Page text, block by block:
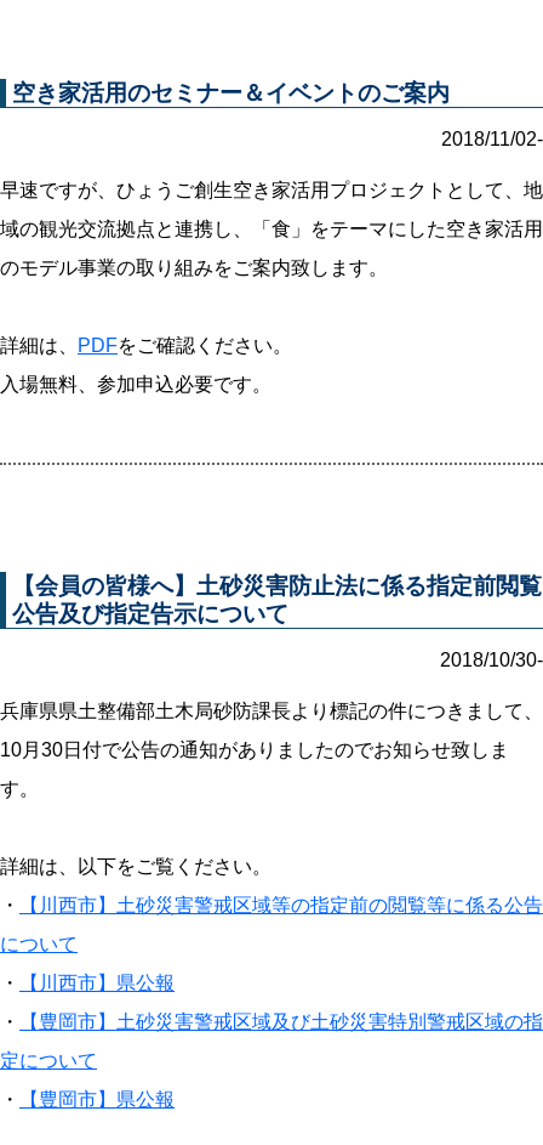
空き家活用のセミナー＆イベントのご案内
2018/11/02-
早速ですが、ひょうご創生空き家活用プロジェクトとして、地
域の観光交流拠点と連携し、「食」をテーマにした空き家活用
のモデル事業の取り組みをご案内致します。
詳細は、 PDFをご確認ください。
入場無料、参加申込必要です。
【会員の皆様へ】土砂災害防止法に係る指定前閲覧
公告及び指定告示について
2018/10/30-
兵庫県県土整備部土木局砂防課長より標記の件につきまして、
10月30日付で公告の通知がありましたのでお知らせ致しま
す。
詳細は、以下をご覧ください。
・
【川西市】土砂災害警戒区域等の指定前の閲覧等に係る公告
について
・
【川西市】県公報
・
【豊岡市】土砂災害警戒区域及び土砂災害特別警戒区域の指
定について
・
【豊岡市】県公報